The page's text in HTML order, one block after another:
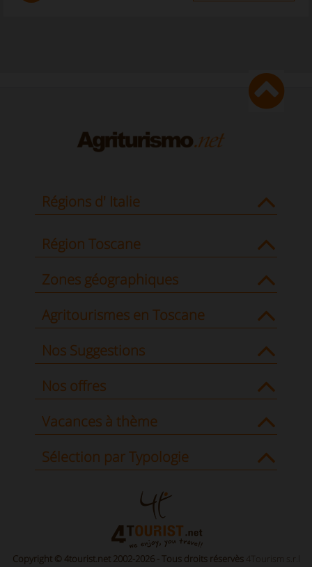
Régions d' Italie
Région Toscane
Zones géographiques
Agritourismes en Toscane
Nos Suggestions
Nos offres
Vacances à thème
Sélection par Typologie
Copyright © 4tourist.net 2002-2026 - Tous droits réservès 4Tourism s.r.l